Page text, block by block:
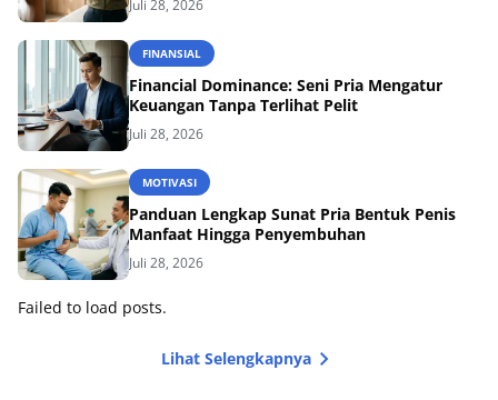
Juli 28, 2026
FINANSIAL
Financial Dominance: Seni Pria Mengatur
Keuangan Tanpa Terlihat Pelit
Juli 28, 2026
MOTIVASI
Panduan Lengkap Sunat Pria Bentuk Penis
Manfaat Hingga Penyembuhan
Juli 28, 2026
Failed to load posts.
Lihat Selengkapnya